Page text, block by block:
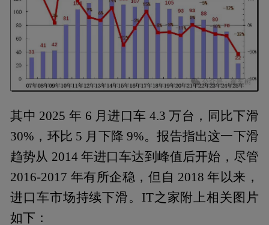
其中 2025 年 6 月进口车 4.3 万台，同比下滑
30%，环比 5 月下降 9%。报告指出这一下滑
趋势从 2014 年进口车达到峰值后开始，尽管
2016-2017 年有所企稳，但自 2018 年以来，
进口车市场持续下滑。IT之家附上相关图片
如下：